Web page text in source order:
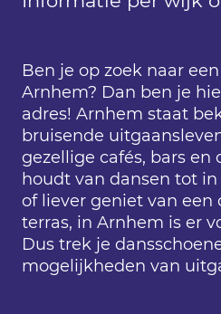
Ben je op zoek naar
Arnhem? Dan ben je
adres! Arnhem staat
bruisende
gezellige cafés, bars en
houdt van dansen tot
of liever geniet van een
terras, in Arnhem is er
Dus trek je
mogelijkheden van